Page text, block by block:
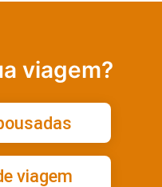
viagem?
viagem